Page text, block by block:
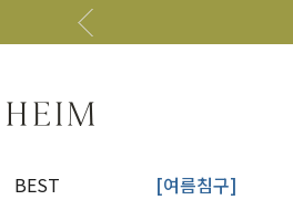
BEST [여름침구]